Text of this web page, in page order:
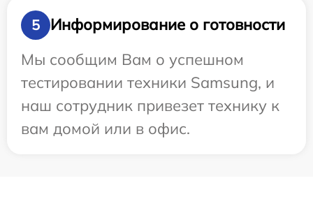
5
Информирование о готовности
Мы сообщим Вам о успешном
тестировании техники Samsung, и
наш сотрудник привезет технику к
вам домой или в офис.